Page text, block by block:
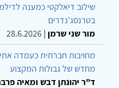
שילוב דיאלקטי כמענה
בטרנסג'נדרים
מור שני שרמן |
28.6.2026
מחויבות חברתית כעמדה
מחדש של גבולות המקצוע
ד"ר יהונתן דבש ומאיה